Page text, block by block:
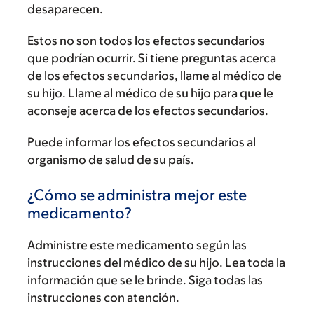
desaparecen.
Estos no son todos los efectos secundarios
que podrían ocurrir. Si tiene preguntas acerca
de los efectos secundarios, llame al médico de
su hijo. Llame al médico de su hijo para que le
aconseje acerca de los efectos secundarios.
Puede informar los efectos secundarios al
organismo de salud de su país.
¿Cómo se administra mejor este
medicamento?
Administre este medicamento según las
instrucciones del médico de su hijo. Lea toda la
información que se le brinde. Siga todas las
instrucciones con atención.